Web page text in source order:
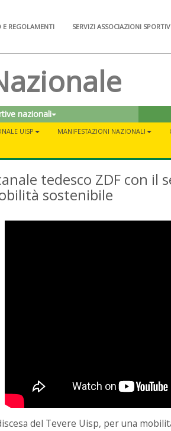
E REGOLAMENTI SERVIZI ASSOCIAZIONI
nazionali
UISP MANIFESTAZIONI NAZIONALI
tedesco ZDF con il
sostenibile
del Tevere Uisp, per una